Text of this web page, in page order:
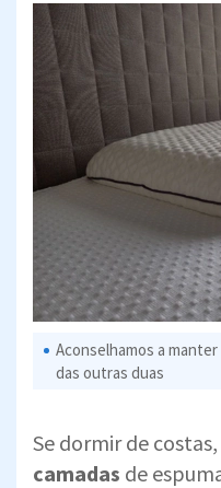
Aconselhamos a manter
das outras duas
Se dormir de costas,
camadas de